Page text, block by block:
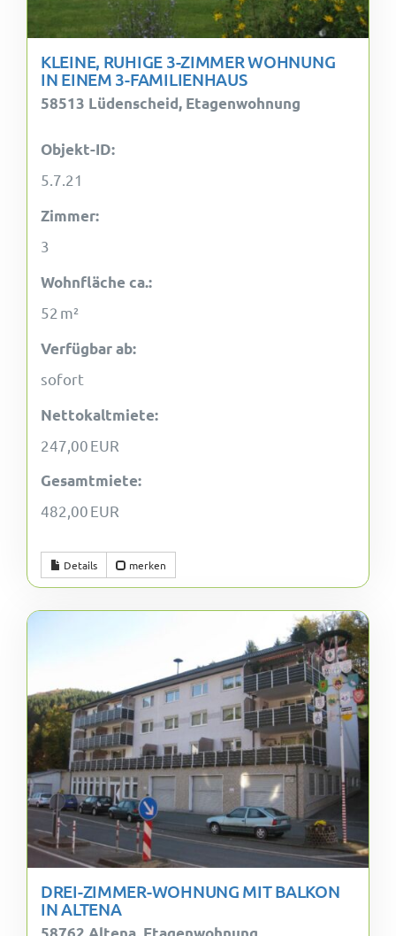
KLEINE, RUHIGE 3-ZIMMER WOHNUNG
IN EINEM 3-FAMILIENHAUS
58513 Lüdenscheid, Etagenwohnung
Objekt-ID:
5.7.21
Zimmer:
3
Wohnfläche ca.:
52 m²
Verfügbar ab:
sofort
Nettokaltmiete:
247,00 EUR
Gesamtmiete:
482,00 EUR
Details merken
DREI-ZIMMER-WOHNUNG MIT BALKON
IN ALTENA